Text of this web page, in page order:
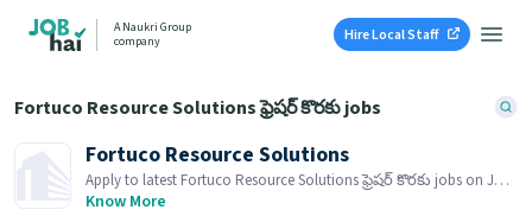
A Naukri Group
company
Hire Local Staff
Fortuco Resource Solutions ఫ్రెషర్ కొరకు jobs
Fortuco Resource Solutions
Apply to latest Fortuco Resource Solutions ఫ్రెషర్ కొరకు jobs on Job
Hai! Recruiter is actively hiring in your area.
Know More